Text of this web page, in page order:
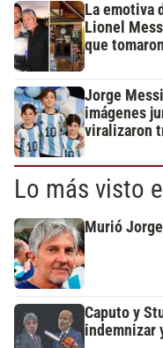
La emotiva
Lionel
que tomaron
Jorge
imágenes
viralizaron
Lo más visto
Murió
Caputo y
indemnizar